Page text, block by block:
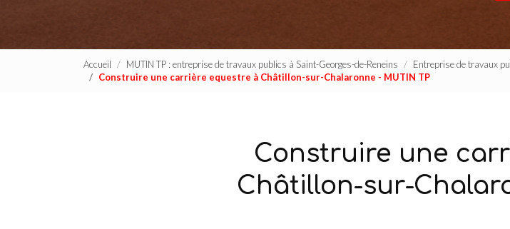
Accueil MUTIN TP : entreprise de travaux publics à Saint-Georges-de-Reneins
Entreprise de travaux
Construire une carrière equestre à Châtillon-sur-Chalaronne - MUTIN TP
Construire une
Châtillon-sur-